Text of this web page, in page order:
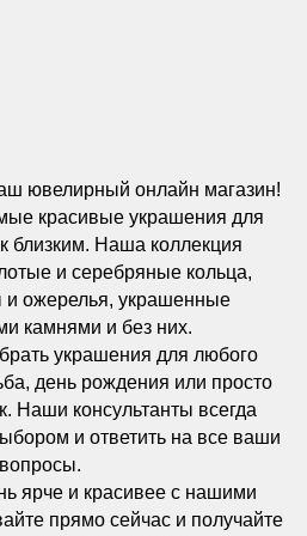
ювелирный онлайн магазин!
красивые украшения для
близким. Наша коллекция
и серебряные кольца,
и ожерелья, украшенные
камнями и без них.
украшения для любого
день рождения или просто
Наши консультанты всегда
и ответить на все ваши
вопросы.
ярче и красивее с нашими
прямо сейчас и получайте